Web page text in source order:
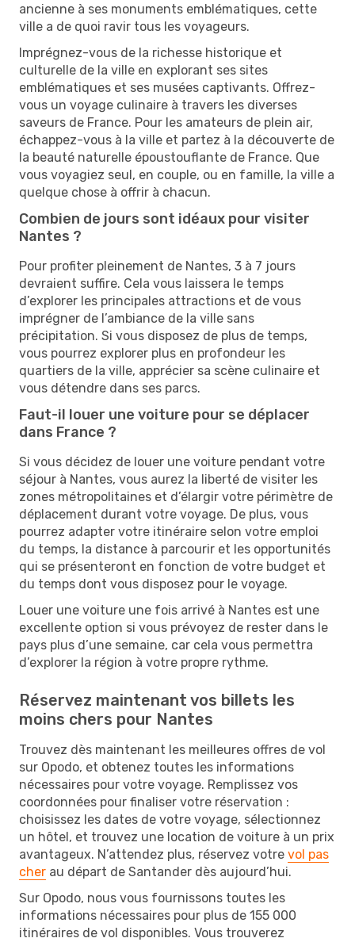
ancienne à ses monuments emblématiques, cette
ville a de quoi ravir tous les voyageurs.
Imprégnez-vous de la richesse historique et
culturelle de la ville en explorant ses sites
emblématiques et ses musées captivants. Offrez-
vous un voyage culinaire à travers les diverses
saveurs de France. Pour les amateurs de plein air,
échappez-vous à la ville et partez à la découverte de
la beauté naturelle époustouflante de France. Que
vous voyagiez seul, en couple, ou en famille, la ville a
quelque chose à offrir à chacun.
Combien de jours sont idéaux pour visiter
Nantes ?
Pour profiter pleinement de Nantes, 3 à 7 jours
devraient suffire. Cela vous laissera le temps
d’explorer les principales attractions et de vous
imprégner de l’ambiance de la ville sans
précipitation. Si vous disposez de plus de temps,
vous pourrez explorer plus en profondeur les
quartiers de la ville, apprécier sa scène culinaire et
vous détendre dans ses parcs.
Faut-il louer une voiture pour se déplacer
dans France ?
Si vous décidez de louer une voiture pendant votre
séjour à Nantes, vous aurez la liberté de visiter les
zones métropolitaines et d’élargir votre périmètre de
déplacement durant votre voyage. De plus, vous
pourrez adapter votre itinéraire selon votre emploi
du temps, la distance à parcourir et les opportunités
qui se présenteront en fonction de votre budget et
du temps dont vous disposez pour le voyage.
Louer une voiture une fois arrivé à Nantes est une
excellente option si vous prévoyez de rester dans le
pays plus d’une semaine, car cela vous permettra
d’explorer la région à votre propre rythme.
Réservez maintenant vos billets les
moins chers pour Nantes
Trouvez dès maintenant les meilleures offres de vol
sur Opodo, et obtenez toutes les informations
nécessaires pour votre voyage. Remplissez vos
coordonnées pour finaliser votre réservation :
choisissez les dates de votre voyage, sélectionnez
un hôtel, et trouvez une location de voiture à un prix
avantageux. N’attendez plus, réservez votre vol pas
cher au départ de Santander dès aujourd’hui.
Sur Opodo, nous vous fournissons toutes les
informations nécessaires pour plus de 155 000
itinéraires de vol disponibles. Vous trouverez